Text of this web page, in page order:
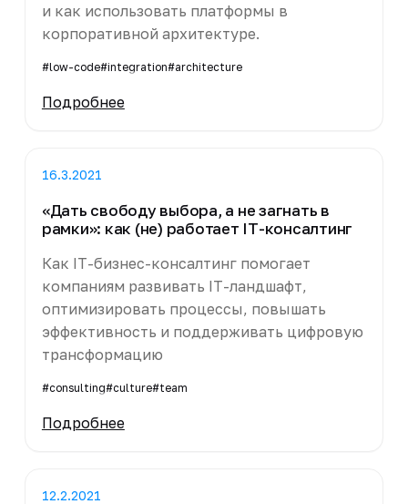
и как использовать платформы в
корпоративной архитектуре.
#low-code#integration#architecture
Подробнее
16.3.2021
«Дать свободу выбора, а не загнать в
рамки»: как (не) работает IT-консалтинг
Как IT-бизнес-консалтинг помогает
компаниям развивать IT-ландшафт,
оптимизировать процессы, повышать
эффективность и поддерживать цифровую
трансформацию
#consulting#culture#team
Подробнее
12.2.2021